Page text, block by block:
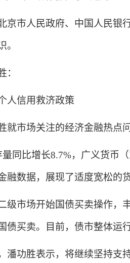
人民政府、中国人民银行
。
信用救济政策
市场关注的经济金融热点问
比增长8.7%，广义货币（
数据，展现了适度宽松的货
市场开始国债买卖操作，
债买卖。目前，债市整体运
功胜表示，将继续坚持支持